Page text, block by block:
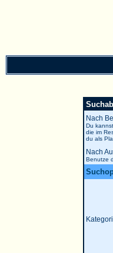
Nach
Du kannst
die im
du als
Nach
Benutze